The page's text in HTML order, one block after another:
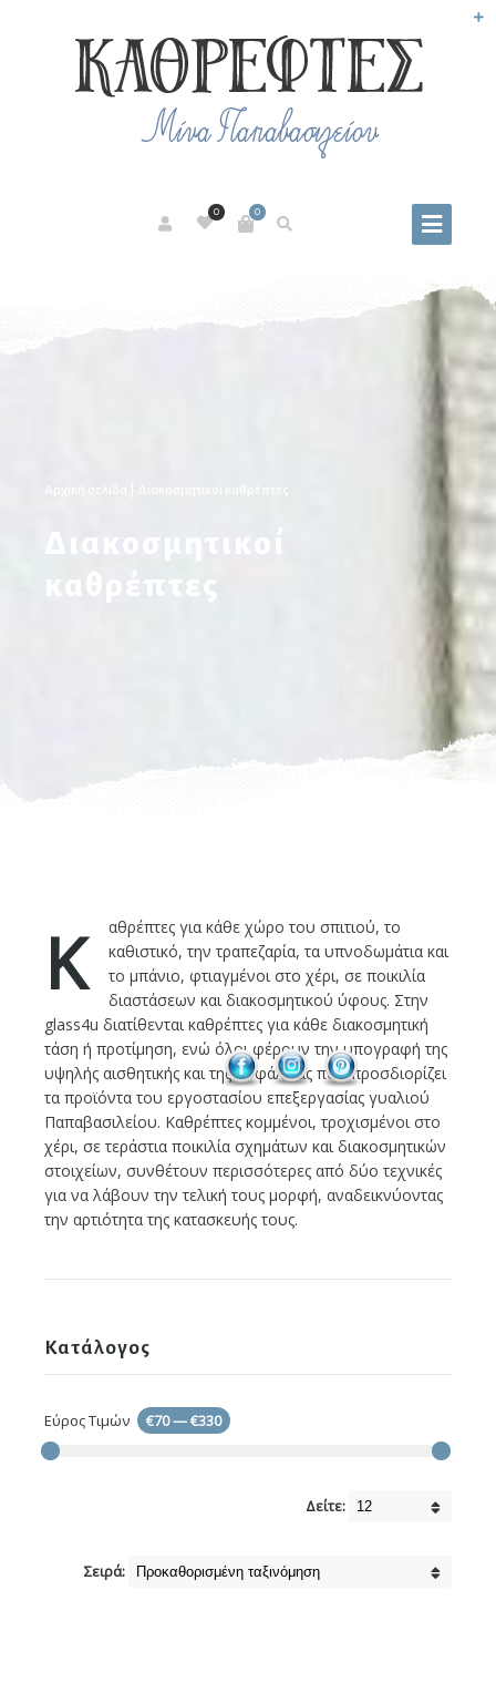
0
0
| Διακοσμητικοί καθρέπτες
Διακοσμητικοί
καθρέπτες
Καθρέπτες για κάθε χώρο του σπιτιού, το
καθιστικό, την τραπεζαρία, τα υπνοδωμάτια και
το μπάνιο, φτιαγμένοι στο χέρι, σε ποικιλία
διαστάσεων και διακοσμητικού ύφους. Στην
glass4u διατίθενται καθρέπτες για κάθε διακοσμητική
τάση ή προτίμηση, ενώ όλοι φέρουν την υπογραφή της
υψηλής αισθητικής και της ασφάλειας που προσδιορίζει
τα προϊόντα του εργοστασίου επεξεργασίας γυαλιού
Παπαβασιλείου. Καθρέπτες κομμένοι, τροχισμένοι στο
χέρι, σε τεράστια ποικιλία σχημάτων και διακοσμητικών
στοιχείων, συνθέτουν περισσότερες από δύο τεχνικές
για να λάβουν την τελική τους μορφή, αναδεικνύοντας
την αρτιότητα της κατασκευής τους.
Κατάλογος
Εύρος Τιμών €70—€330
Δείτε:
Σειρά: